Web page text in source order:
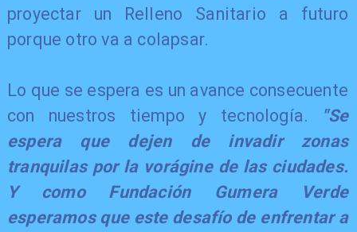
proyectar un Relleno Sanitario a futuro
porque otro va a colapsar.
Lo que se espera es un avance consecuente
con nuestros tiempo y tecnología.
"Se
espera que dejen de invadir zonas
tranquilas por la vorágine de las ciudades.
Y como Fundación Gumera Verde
esperamos que este desafío de enfrentar a